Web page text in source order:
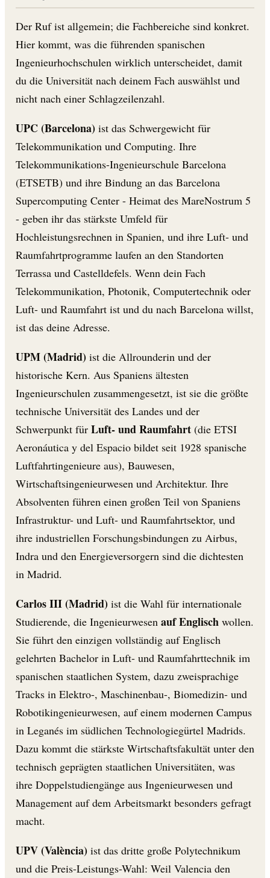
Der Ruf ist allgemein; die Fachbereiche sind konkret.
Hier kommt, was die führenden spanischen
Ingenieurhochschulen wirklich unterscheidet, damit
du die Universität nach deinem Fach auswählst und
nicht nach einer Schlagzeilenzahl.
UPC (Barcelona) ist das Schwergewicht für
Telekommunikation und Computing. Ihre
Telekommunikations-Ingenieurschule Barcelona
(ETSETB) und ihre Bindung an das Barcelona
Supercomputing Center - Heimat des MareNostrum 5
- geben ihr das stärkste Umfeld für
Hochleistungsrechnen in Spanien, und ihre Luft- und
Raumfahrtprogramme laufen an den Standorten
Terrassa und Castelldefels. Wenn dein Fach
Telekommunikation, Photonik, Computertechnik oder
Luft- und Raumfahrt ist und du nach Barcelona willst,
ist das deine Adresse.
UPM (Madrid) ist die Allrounderin und der
historische Kern. Aus Spaniens ältesten
Ingenieurschulen zusammengesetzt, ist sie die größte
technische Universität des Landes und der
Schwerpunkt für Luft- und Raumfahrt (die ETSI
Aeronáutica y del Espacio bildet seit 1928 spanische
Luftfahrtingenieure aus), Bauwesen,
Wirtschaftsingenieurwesen und Architektur. Ihre
Absolventen führen einen großen Teil von Spaniens
Infrastruktur- und Luft- und Raumfahrtsektor, und
ihre industriellen Forschungsbindungen zu Airbus,
Indra und den Energieversorgern sind die dichtesten
in Madrid.
Carlos III (Madrid) ist die Wahl für internationale
Studierende, die Ingenieurwesen auf Englisch wollen.
Sie führt den einzigen vollständig auf Englisch
gelehrten Bachelor in Luft- und Raumfahrttechnik im
spanischen staatlichen System, dazu zweisprachige
Tracks in Elektro-, Maschinenbau-, Biomedizin- und
Robotikingenieurwesen, auf einem modernen Campus
in Leganés im südlichen Technologiegürtel Madrids.
Dazu kommt die stärkste Wirtschaftsfakultät unter den
technisch geprägten staatlichen Universitäten, was
ihre Doppelstudiengänge aus Ingenieurwesen und
Management auf dem Arbeitsmarkt besonders gefragt
macht.
UPV (València) ist das dritte große Polytechnikum
und die Preis-Leistungs-Wahl: Weil Valencia den